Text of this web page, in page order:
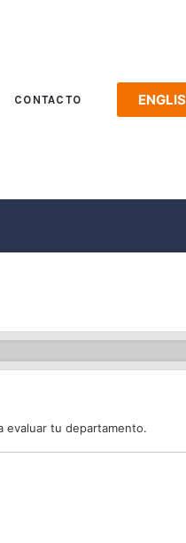
CONTACTO
evaluar tu departamento.